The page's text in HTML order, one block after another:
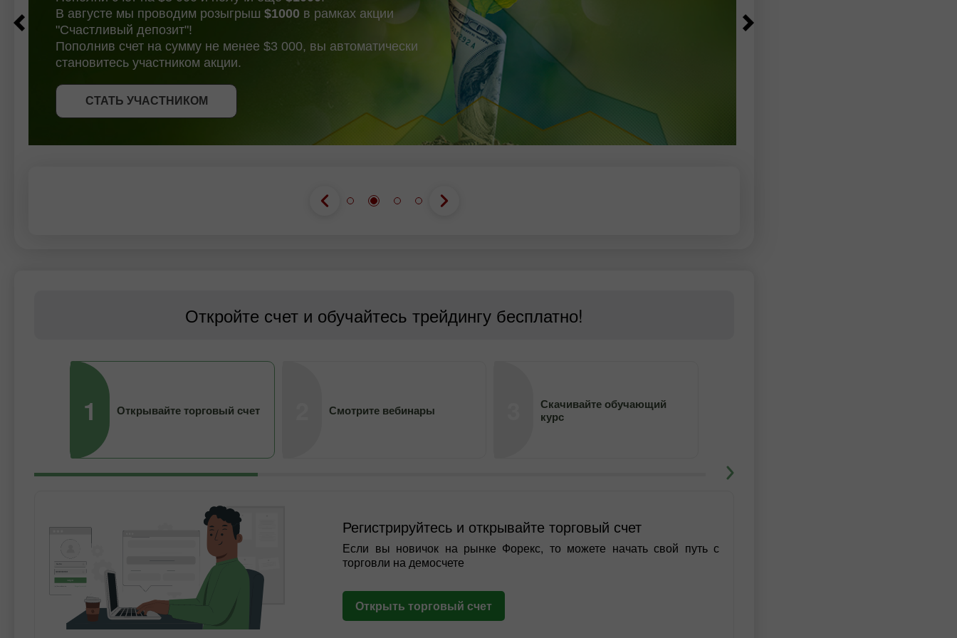
В августе мы проводим розыгрыш $1000 в рамках акции
"Счастливый депозит"!
Пополнив счет на сумму не менее $3 000, вы автоматически
становитесь участником акции.
СТАТЬ УЧАСТНИКОМ
ПОЛУЧИТЬ БОНУС
Откройте счет и обучайтесь трейдингу бесплатно!
1 Открывайте торговый счет Смотрите вебинары
Скачивайте обучающий
курс
Регистрируйтесь и открывайте торговый счет
Если вы новичок на рынке Форекс, то можете начать свой путь с
торговли на демосчете
Открыть торговый счет